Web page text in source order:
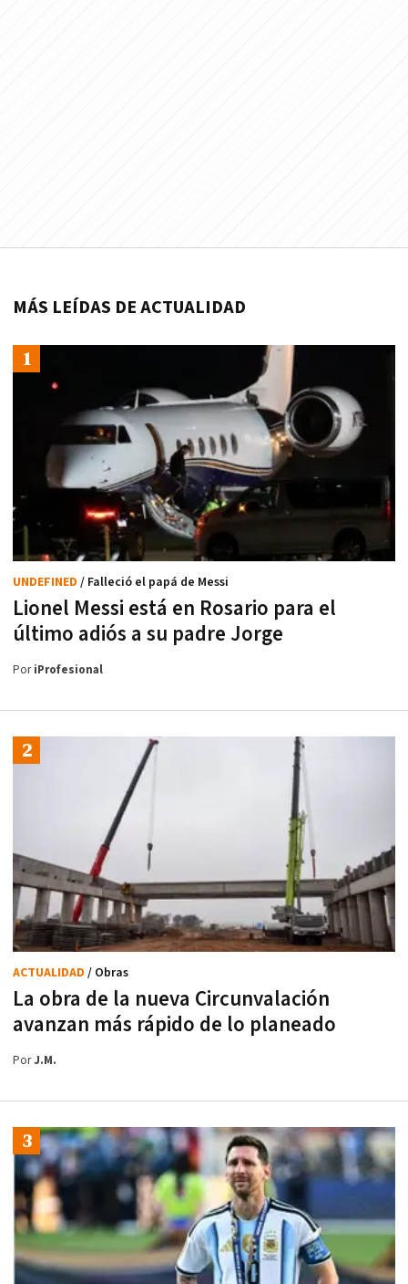
MÁS LEÍDAS DE ACTUALIDAD
Lionel Messi está en Rosario para el
último adiós a su padre Jorge
UNDEFINED / Falleció el papá de Messi
PoriProfesional
La obra de la nueva Circunvalación
avanzan más rápido de lo planeado
ACTUALIDAD / Obras
PorJ.M.